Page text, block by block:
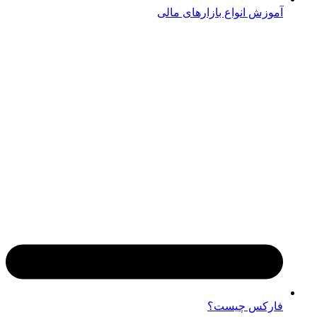
آموزش انواع بازارهای مالی
فارکس چیست؟